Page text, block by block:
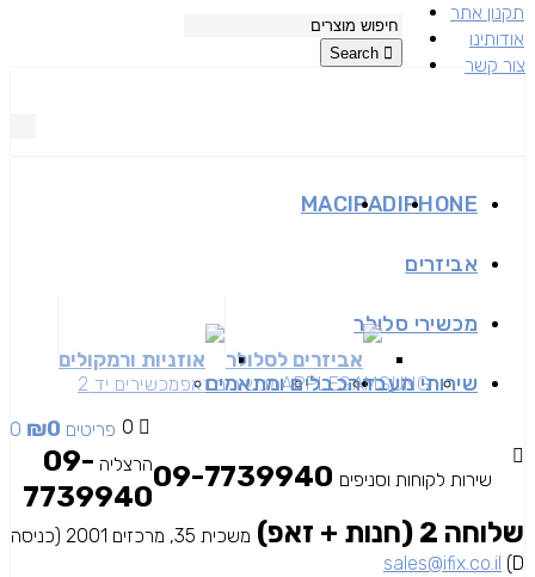
תקנון אתר
אודותינו
צור קשר
IPHONE
IPAD
MAC
אביזרים
אביזרים לסלולר אוזניות ורמקולים
מכשירי סלולר
SAMSUNG
APPLEמכשירים זאפמכשירים יד 2 שירותי מעבדהכבלים ומתאמים
0 0 פריטים ₪0
Search
שירות לקוחות וסניפים
הרצליה 09-
7739940
שלוחה 2 (חנות + זאפ)
משכית 35, מרכזים 2001 (כניסה
D)
sales@ifix.co.il